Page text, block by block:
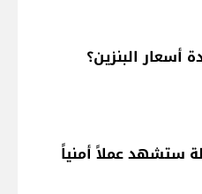
أسعار البنزين؟
ستشهد عملاً أمنياً